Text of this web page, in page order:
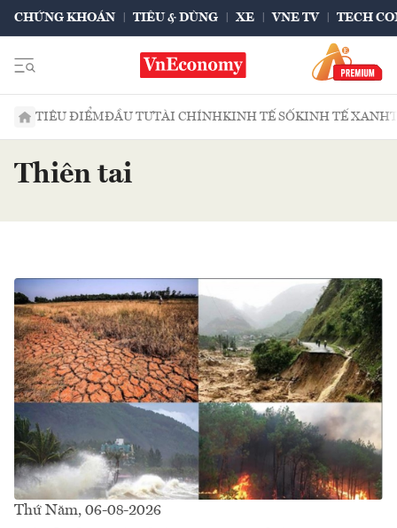
CHỨNG KHOÁN TIÊU & DÙNG XE VNE TV TECH
TIÊU ĐIỂMĐẦU TƯTÀI CHÍNHKINH TẾ SỐKINH TẾ XANH
Thiên tai
Thứ Năm, 06-08-2026